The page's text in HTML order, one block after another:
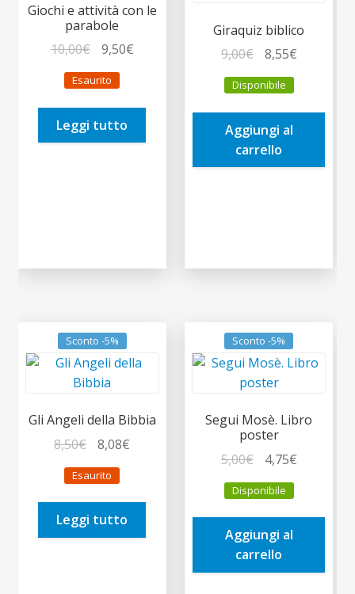
Giochi e attività con le
parabole
10,00€
prezzo
originale
era:
10,00€.
9,50€Il
è:
Esaurito
Leggi tutto
Giraquiz biblico
9,00€
prezzo
originale
era:
9,00€.
8,55€Il
è:
Disponibile
Aggiungi al
carrello
Sconto -5%
Gli Angeli della Bibbia
8,50€
prezzo
originale
era:
8,50€.
8,08€
è:
Esaurito
Leggi tutto
Sconto -5%
Segui Mosè. Libro
poster
5,00€
prezzo
originale
era:
5,00€.
4,75€Il
è:
Disponibile
Aggiungi al
carrello